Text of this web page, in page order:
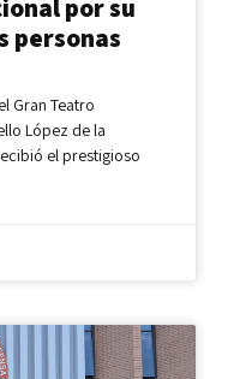
por su
personas
Gran Teatro
López de la
el prestigioso